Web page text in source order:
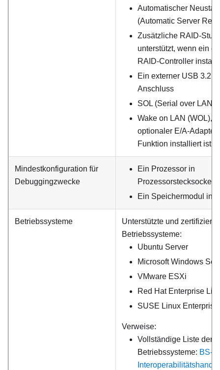
Automatischer
(Automatic Server
Zusätzliche RAID-
unterstützt, wenn ein
RAID-Controller
Ein externer USB 3.2
Anschluss
SOL (Serial over LAN)
Wake on LAN (WOL),
optionaler E/A-Adapter
Funktion installiert ist
Mindestkonfiguration für
Debuggingzwecke
Ein Prozessor in
Prozessorstecksockel 1
Ein Speichermodul in
Betriebssysteme
Unterstützte und zertifizierte
Betriebssysteme:
Ubuntu Server
Microsoft Windows
VMware ESXi
Red Hat Enterprise
SUSE Linux
Verweise:
Vollständige Liste der
Betriebssysteme: BS-